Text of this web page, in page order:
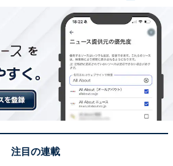
ベルでキャンペーンを見る
注目の連載